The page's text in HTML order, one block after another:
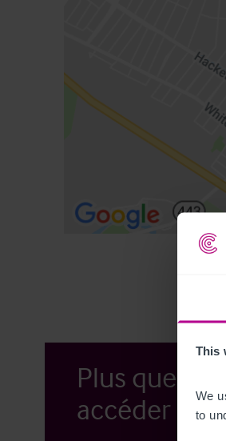
This
We
to
Plus que
accéder à